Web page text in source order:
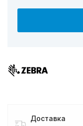
Доставка